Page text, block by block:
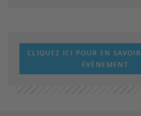
CLIQUEZ ICI POUR EN
ÉVÈNEMENT